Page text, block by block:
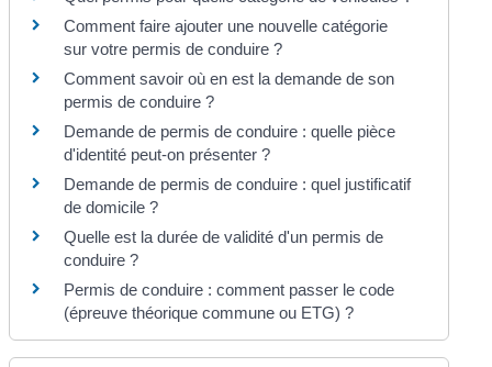
Comment faire ajouter une nouvelle catégorie
sur votre permis de conduire ?
Comment savoir où en est la demande de son
permis de conduire ?
Demande de permis de conduire : quelle pièce
d'identité peut-on présenter ?
Demande de permis de conduire : quel justificatif
de domicile ?
Quelle est la durée de validité d'un permis de
conduire ?
Permis de conduire : comment passer le code
(épreuve théorique commune ou ETG) ?